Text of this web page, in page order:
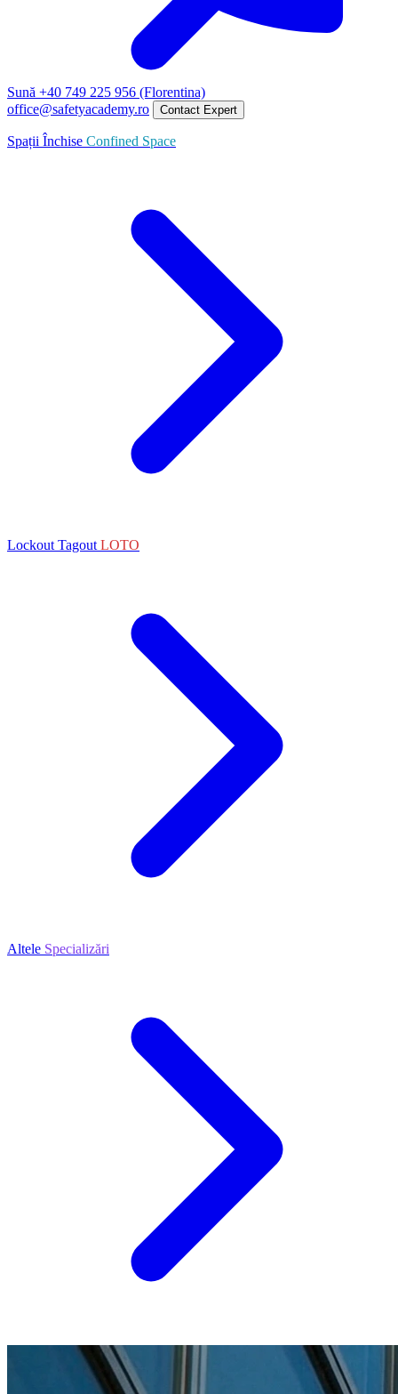
Sună +40 749 225 956 (Florentina)
office@safetyacademy.ro
Contact Expert
Spații Închise Confined Space
Lockout Tagout LOTO
Altele Specializări